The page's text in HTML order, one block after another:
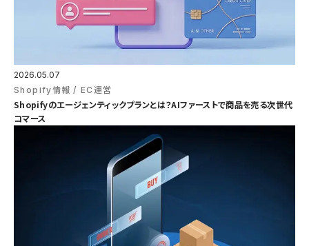
2026.05.07
Shopify情報
EC運営
Shopifyのエージェンティックプランとは？AIファーストで商品を売る次世代
コマース